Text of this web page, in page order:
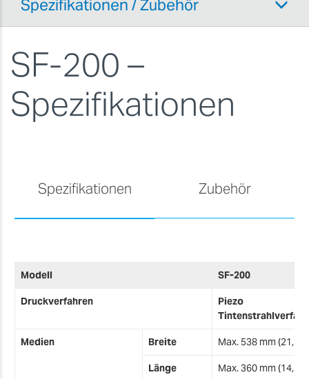
Spezifikationen / Zubehör
SF-200 –
Spezifikationen
Spezifikationen
Modell SF-200
Druckverfahren
Piezo
Medien Breite Max. 538 mm (21,2″)
Länge Max. 360 mm (14,2″)
Zubehör